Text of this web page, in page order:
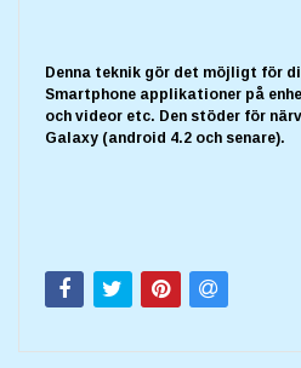
Denna teknik gör det möjligt för
Smartphone applikationer på
och videor etc. Den stöder för
Galaxy (android 4.2 och senare).